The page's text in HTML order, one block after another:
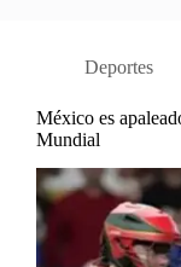
Deportes
México es
Mundial